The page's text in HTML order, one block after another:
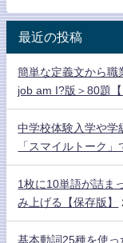
最近の投稿
簡単な定義文から職
job am I?版＞80題【
中学校体験入学や学
「スマイルトーク
1枚に10単語が詰ま
み上げる【保存版】
基本動詞25種を使